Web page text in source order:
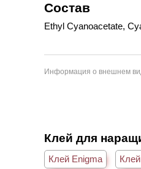
Состав
Ethyl Cyanoacetate,
Информация о внешнем
Клей для
Клей Enigma